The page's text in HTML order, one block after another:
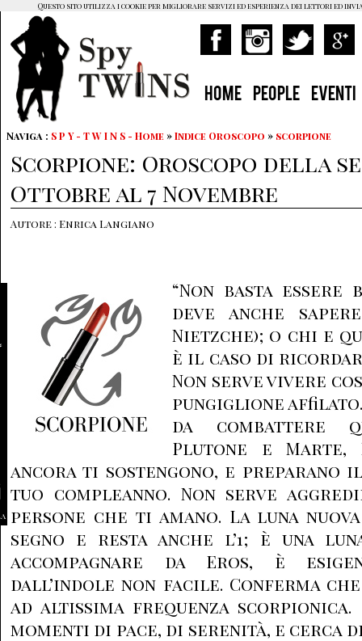
HOME PEOPLE EVENTI
Naviga : S P Y - T W I N S - Home »Indice Oroscopo » scorpione
Scorpione: Oroscopo della
Ottobre al 7 Novembre
Autore : Enrica Langiano
“Non basta
deve anche
Nietzche); o chi e
è il caso di
Non serve vivere
pungiglione
da combattere
Plutone e Marte,
ancora ti sostengono, e preparano
tuo compleanno. Non serve
persone che ti amano. La luna
segno e resta anche l’1; è una
accompagnare da Eros, è
dall’indole non facile. Conferma
ad altissima frequenza scorpionica.
momenti di pace, di serenità, e cerca
Questo sito utilizza i cookie per migliorare servizi ed esperienza dei lettori ed